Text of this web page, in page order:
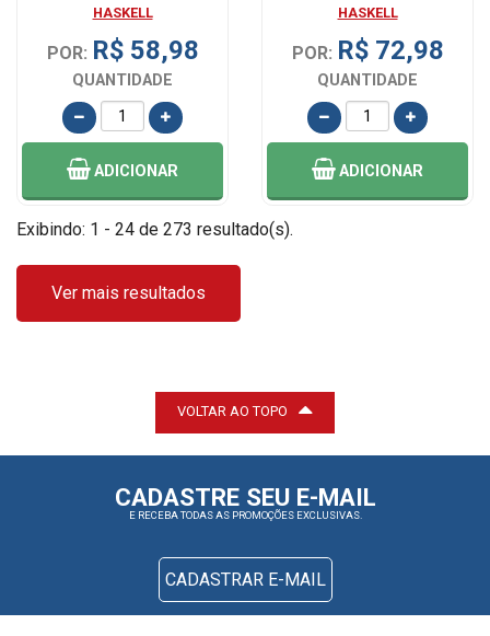
HASKELL
POR: R$ 58,98
QUANTIDADE
ADICIONAR
HASKELL
POR: R$ 72,98
QUANTIDADE
ADICIONAR
Exibindo: 1 - 24 de 273 resultado(s).
Ver mais resultados
VOLTAR AO TOPO
CADASTRE SEU E-MAIL
E RECEBA TODAS AS PROMOÇÕES EXCLUSIVAS.
CADASTRAR E-MAIL